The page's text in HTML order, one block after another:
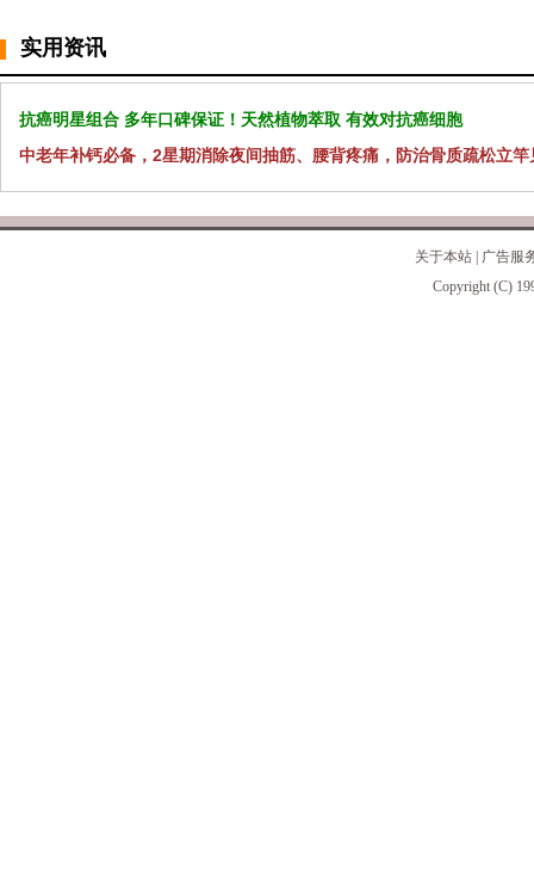
实用资讯
抗癌明星组合 多年口碑保证！天然植物萃取 有效对抗癌细胞
中老年补钙必备，2星期消除夜间抽筋、腰背疼痛，防治骨质疏松立竿
关于本站
广告服
Copyright (C)